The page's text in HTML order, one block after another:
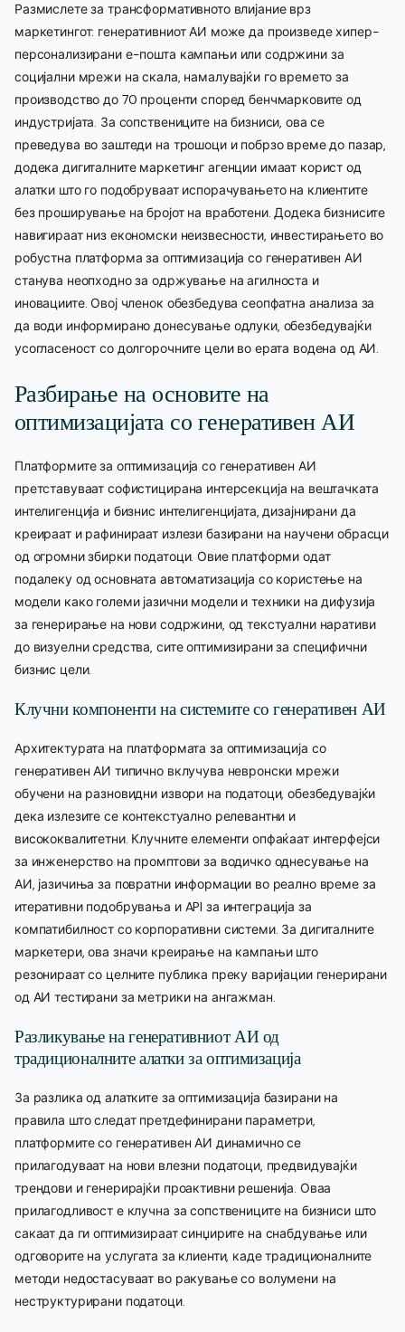
Размислете за трансформативното влијание врз
маркетингот: генеративниот АИ може да произведе хипер-
персонализирани е-пошта кампањи или содржини за
социјални мрежи на скала, намалувајќи го времето за
производство до 70 проценти според бенчмарковите од
индустријата. За сопствениците на бизниси, ова се
преведува во заштеди на трошоци и побрзо време до пазар,
додека дигиталните маркетинг агенции имаат корист од
алатки што го подобруваат испорачувањето на клиентите
без проширување на бројот на вработени. Додека бизнисите
навигираат низ економски неизвесности, инвестирањето во
робустна платформа за оптимизација со генеративен АИ
станува неопходно за одржување на агилноста и
иновациите. Овој членок обезбедува сеопфатна анализа за
да води информирано донесување одлуки, обезбедувајќи
усогласеност со долгорочните цели во ерата водена од АИ.
Разбирање на основите на
оптимизацијата со генеративен АИ
Платформите за оптимизација со генеративен АИ
претставуваат софистицирана интерсекција на вештачката
интелигенција и бизнис интелигенцијата, дизајнирани да
креираат и рафинираат излези базирани на научени обрасци
од огромни збирки податоци. Овие платформи одат
подалеку од основната автоматизација со користење на
модели како големи јазични модели и техники на дифузија
за генерирање на нови содржини, од текстуални наративи
до визуелни средства, сите оптимизирани за специфични
бизнис цели.
Клучни компоненти на системите со генеративен АИ
Архитектурата на платформата за оптимизација со
генеративен АИ типично вклучува невронски мрежи
обучени на разновидни извори на податоци, обезбедувајќи
дека излезите се контекстуално релевантни и
висококвалитетни. Клучните елементи опфаќаат интерфејси
за инженерство на промптови за водичко однесување на
АИ, јазичиња за повратни информации во реално време за
итеративни подобрувања и API за интеграција за
компатибилност со корпоративни системи. За дигиталните
маркетери, ова значи креирање на кампањи што
резонираат со целните публика преку варијации генерирани
од АИ тестирани за метрики на ангажман.
Разликување на генеративниот АИ од
традиционалните алатки за оптимизација
За разлика од алатките за оптимизација базирани на
правила што следат претдефинирани параметри,
платформите со генеративен АИ динамично се
прилагодуваат на нови влезни податоци, предвидувајќи
трендови и генерирајќи проактивни решенија. Оваа
прилагодливост е клучна за сопствениците на бизниси што
сакаат да ги оптимизираат синџирите на снабдување или
одговорите на услугата за клиенти, каде традиционалните
методи недостасуваат во ракување со волумени на
неструктурирани податоци.